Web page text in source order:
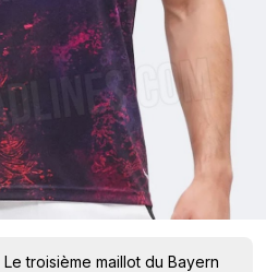
Le troisième maillot du Bayern